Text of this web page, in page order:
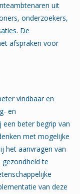
uit
onderzoekers,
De
afspraken voor
vindbaar en
en
een beter begrip van
met mogelijke
het aanvragen van
te
van deze